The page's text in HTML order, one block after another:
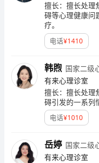
擅长：擅长处理
碍等心理健康问
疗。
电话¥1410
韩煦 国家二级
有来心理诊室
擅长：擅长处理
碍引发的一系列
电话¥1010
岳婷 国家二级
有来心理诊室